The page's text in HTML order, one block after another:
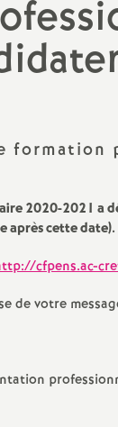
formation
2020-2021 a
après cette date).
cfpens.ac-
de votre